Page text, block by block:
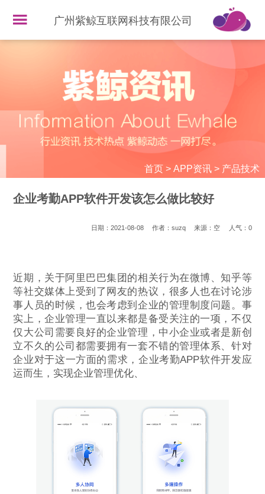
广州紫鲸互联网科技有限公司
首页> APP资讯> 产品技术
企业考勤APP软件开发该怎么做比较好
日期：2021-08-08 作者：suzq 来源：空 人气： 0
近期，关于阿里巴巴集团的相关行为在微博、知乎等
等社交媒体上受到了网友的热议，很多人也在讨论涉
事人员的时候，也会考虑到企业的管理制度问题。事
实上，企业管理一直以来都是备受关注的一项，不仅
仅大公司需要良好的企业管理，中小企业或者是新创
立不久的公司都需要拥有一套不错的管理体系、针对
企业对于这一方面的需求，企业考勤APP软件开发应
运而生，实现企业管理优化、